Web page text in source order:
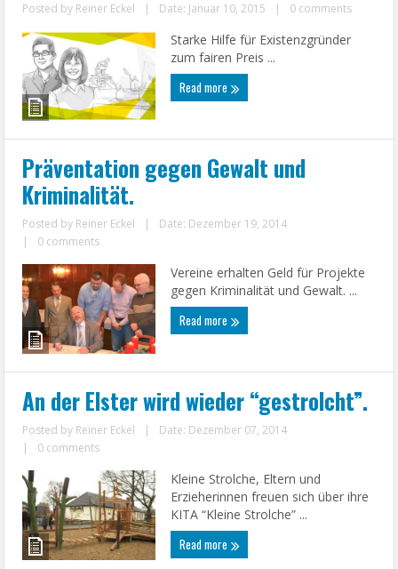
Posted by Reiner Eckel | Date: Januar 10, 2015 | 0 comments
Starke Hilfe für Existenzgründer
zum fairen Preis ...
Read more
Präventation gegen Gewalt und
Kriminalität.
Posted by Reiner Eckel |
Date: Dezember 19, 2014
|
0 comments
Vereine erhalten Geld für Projekte
gegen Kriminalität und Gewalt. ...
Read more
An der Elster wird wieder “gestrolcht”.
Posted by Reiner Eckel |
Date: Dezember 07, 2014
|
0 comments
Kleine Strolche, Eltern und
Erzieherinnen freuen sich über ihre
KITA “Kleine Strolche” ...
Read more